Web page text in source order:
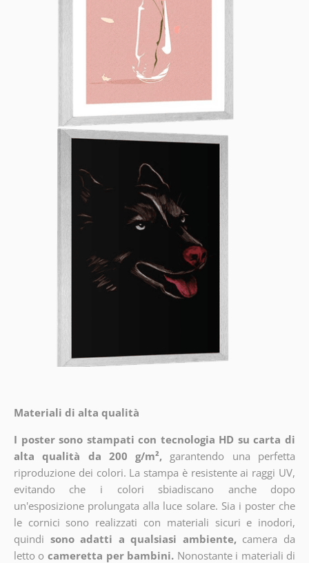
Materiali di alta qualità
I poster sono stampati con tecnologia HD su carta di
alta qualità da 200 g/m², garantendo una perfetta
riproduzione dei colori. La stampa è resistente ai raggi UV,
evitando che i colori sbiadiscano anche dopo
un'esposizione prolungata alla luce solare. Sia i poster che
le cornici sono realizzati con materiali sicuri e inodori,
quindi sono adatti a qualsiasi ambiente, camera da
letto o cameretta per bambini. Nonostante i materiali di